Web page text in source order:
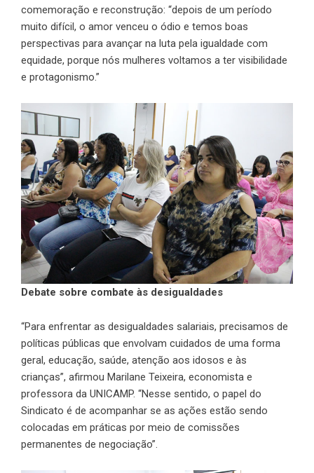
comemoração e reconstrução: “depois de um período
muito difícil, o amor venceu o ódio e temos boas
perspectivas para avançar na luta pela igualdade com
equidade, porque nós mulheres voltamos a ter visibilidade
e protagonismo.”
Debate sobre combate às desigualdades
“Para enfrentar as desigualdades salariais, precisamos de
políticas públicas que envolvam cuidados de uma forma
geral, educação, saúde, atenção aos idosos e às
crianças”, afirmou Marilane Teixeira, economista e
professora da UNICAMP. “Nesse sentido, o papel do
Sindicato é de acompanhar se as ações estão sendo
colocadas em práticas por meio de comissões
permanentes de negociação”.